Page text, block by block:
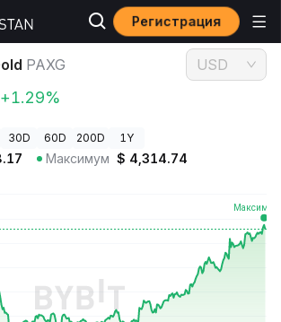
Регистрация
Курс PAX Gold PAXG
PAXG
+1.29%
USD
30D 60D 200D 1Y
Максимум $ 4,314.74